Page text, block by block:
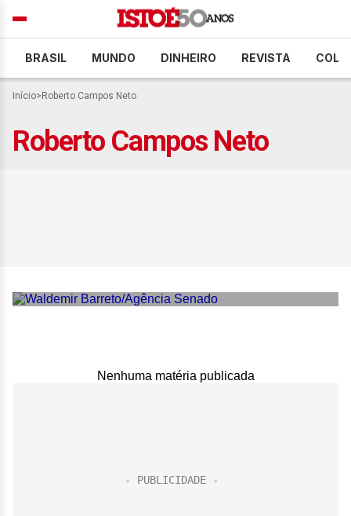
BRASIL MUNDO DINHEIRO REVISTA
Início> Roberto Campos Neto
Roberto Campos Neto
Nenhuma matéria publicada